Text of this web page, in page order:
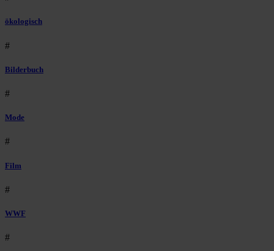
ökologisch
#
Bilderbuch
#
Mode
#
Film
#
WWF
#